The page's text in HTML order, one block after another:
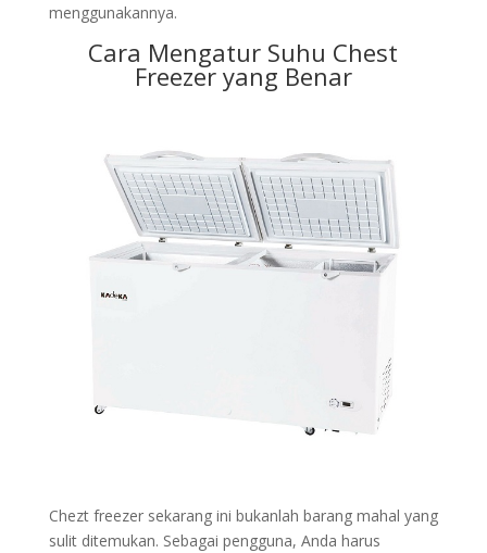
menggunakannya.
Cara Mengatur Suhu Chest
Freezer yang Benar
Chezt freezer sekarang ini bukanlah barang mahal yang
sulit ditemukan. Sebagai pengguna, Anda harus